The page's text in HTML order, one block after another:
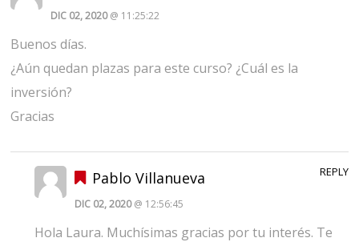
DIC 02, 2020@ 11:25:22
Buenos días.
¿Aún quedan plazas para este curso? ¿Cuál es la
inversión?
Gracias
Pablo Villanueva
DIC 02, 2020@ 12:56:45
Hola Laura. Muchísimas gracias por tu interés. Te
REPLY